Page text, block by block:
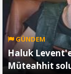
GÜNDEM
Haluk
Müteahhit